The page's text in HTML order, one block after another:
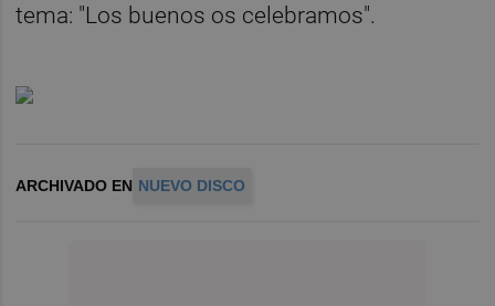
tema: "Los buenos os celebramos".
ARCHIVADO EN NUEVO DISCO